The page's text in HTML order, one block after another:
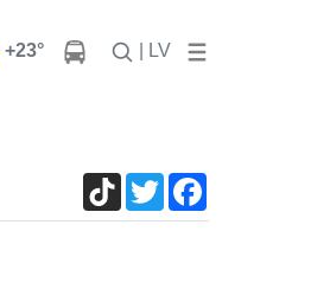
+23° | LV
TikTokTwitter